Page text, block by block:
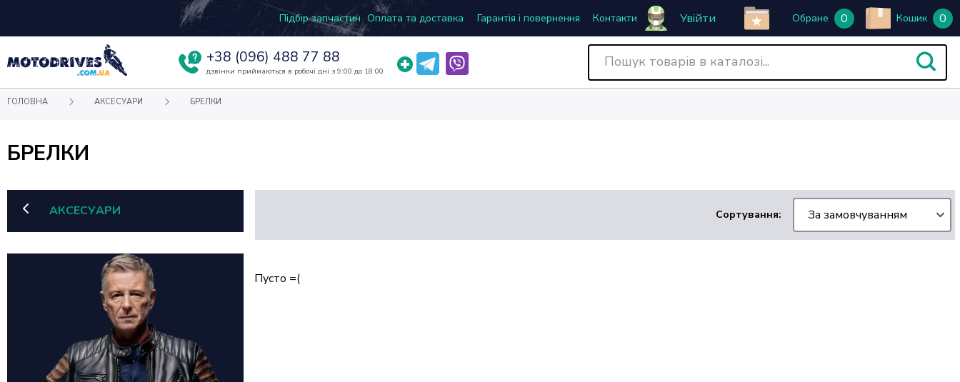
Підбір запчастин Оплата та доставка Гарантія і повернення Контакти Увійти Обране 0 Кошик 0
+38 (096) 488 77 88
дзвінки приймаються в робочі дні з 9:00 до 18:00
ГОЛОВНА АКСЕСУАРИ БРЕЛКИ
БРЕЛКИ
АКСЕСУАРИ Сортування: За замовчуванням
Пусто =(